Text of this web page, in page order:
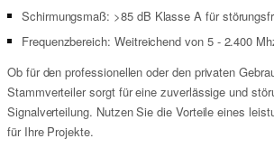
Schirmungsmaß: >85 dB Klasse A für
Frequenzbereich: Weitreichend von 5 - 2.400
Ob für den professionellen oder den privaten
Stammverteiler sorgt für eine zuverlässige und
Signalverteilung. Nutzen Sie die Vorteile eines
für Ihre Projekte.